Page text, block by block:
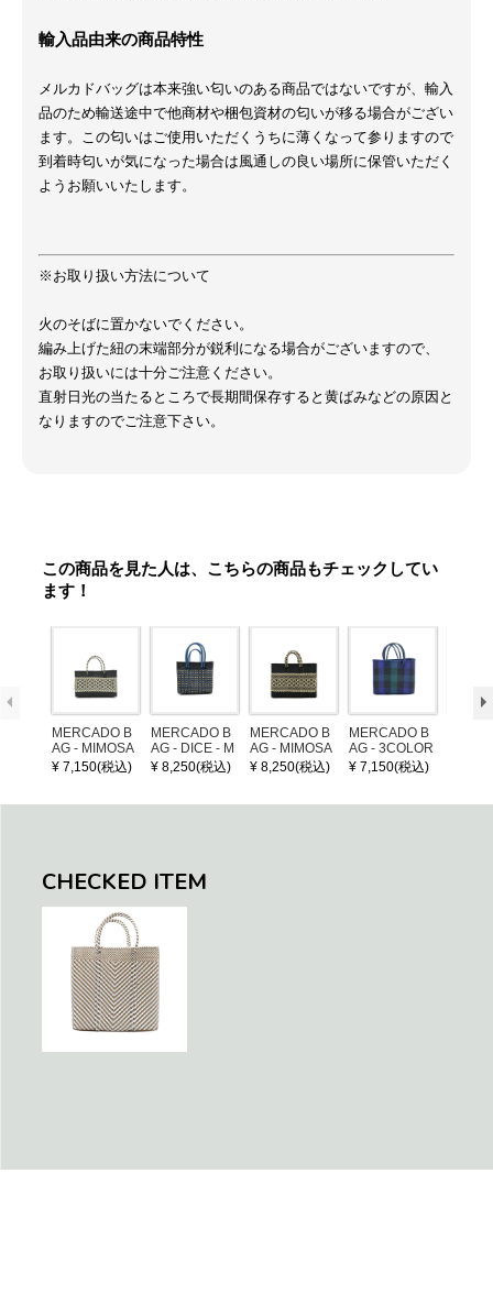
輸入品由来の商品特性
メルカドバッグは本来強い匂いのある商品ではないですが、輸入
品のため輸送途中で他商材や梱包資材の匂いが移る場合がござい
ます。この匂いはご使用いただくうちに薄くなって参りますので
到着時匂いが気になった場合は風通しの良い場所に保管いただく
ようお願いいたします。
※お取り扱い方法について
火のそばに置かないでください。
編み上げた紐の末端部分が鋭利になる場合がございますので、
お取り扱いには十分ご注意ください。
直射日光の当たるところで長期間保存すると黄ばみなどの原因と
なりますのでご注意下さい。
この商品を見た人は、こちらの商品もチェックしてい
ます！
MERCADO B
AG - MIMOSA
- Black / Crea
m (SHORT X
¥ 7,150(税込)
MERCADO B
AG - DICE - M
OSAIC - Black
/ Cream / Meta
¥ 8,250(税込)
MERCADO B
AG - MIMOSA
- Black / Crea
m (SHORT S)
¥ 8,250(税込)
MERCADO B
AG - 3COLOR
S CHECK - Bl
ack / Dark Gre
¥ 7,150(税込)
CHECKED ITEM